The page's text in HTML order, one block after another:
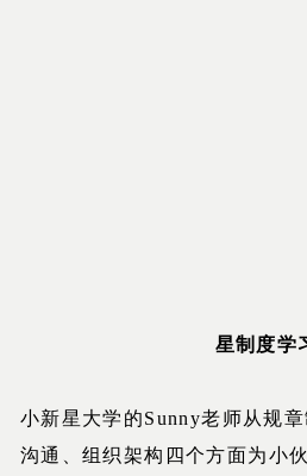
星制度学
小新星大学的Sunny老师从规
沟通、组织架构四个方面为小